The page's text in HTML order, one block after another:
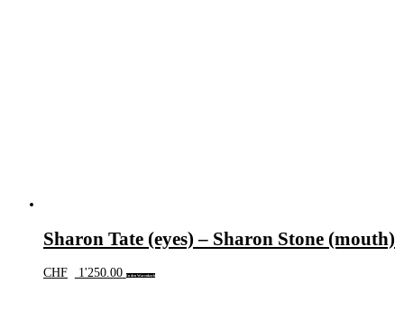
Sharon Tate (eyes) – Sharon Stone (mouth)
CHF 1'250.00 In den Warenkorb